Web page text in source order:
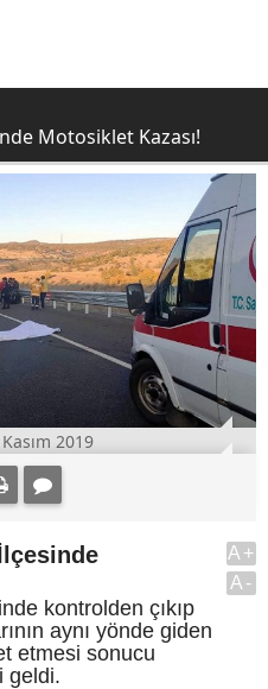
Motosiklet Kazası!
2019
kontrolden çıkıp
aynı yönde giden
etmesi sonucu
geldi.
A+
A-